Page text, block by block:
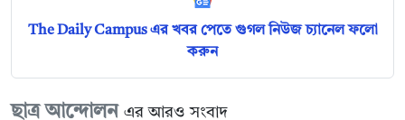
The Daily Campus এর খবর পেতে গুগল নিউজ চ্যানেল ফলো
করুন
ছাত্র আন্দোলন এর আরও সংবাদ